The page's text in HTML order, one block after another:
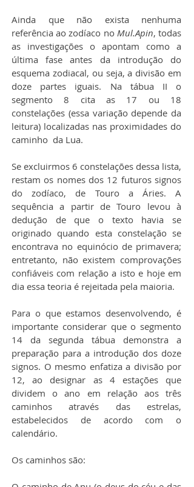
Ainda que não exista nenhuma
referência ao zodíaco no Mul.Apin, todas
as investigações o apontam como a
última fase antes da introdução do
esquema zodiacal, ou seja, a divisão em
doze partes iguais. Na tábua II o
segmento 8 cita as 17 ou 18
constelações (essa variação depende da
leitura) localizadas nas proximidades do
caminho  da Lua.
Se excluirmos 6 constelações dessa lista,
restam os nomes dos 12 futuros signos
do zodíaco, de Touro a Áries. A
sequência a partir de Touro levou à
dedução de que o texto havia se
originado quando esta constelação se
encontrava no equinócio de primavera;
entretanto, não existem comprovações
confiáveis com relação a isto e hoje em
dia essa teoria é rejeitada pela maioria.
Para o que estamos desenvolvendo, é
importante considerar que o segmento
14 da segunda tábua demonstra a
preparação para a introdução dos doze
signos. O mesmo enfatiza a divisão por
12, ao designar as 4 estações que
dividem o ano em relação aos três
caminhos através das estrelas,
estabelecidos de acordo com o
calendário.
Os caminhos são: